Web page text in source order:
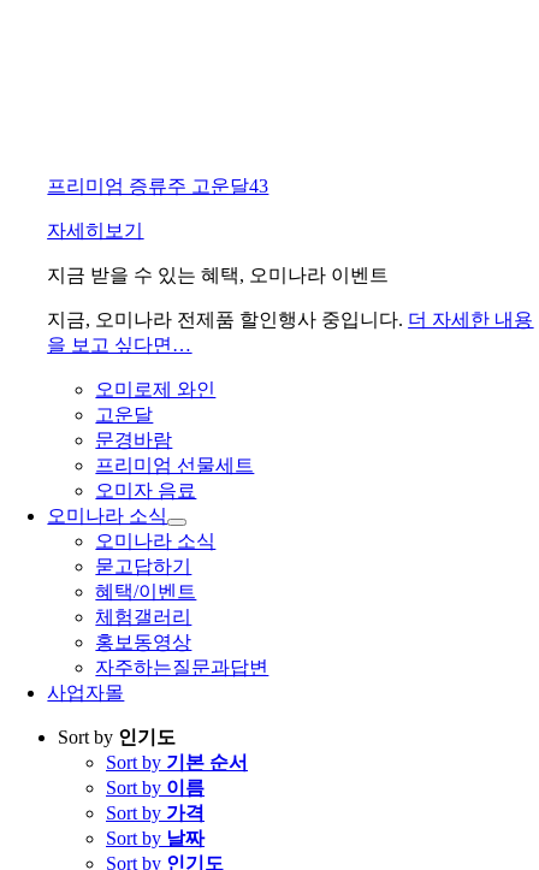
프리미엄 증류주 고운달43
자세히보기
지금 받을 수 있는 혜택, 오미나라 이벤트
지금, 오미나라 전제품 할인행사 중입니다. 더 자세한 내용
을 보고 싶다면…
오미로제 와인
고운달
문경바람
프리미엄 선물세트
오미자 음료
오미나라 소식
오미나라 소식
묻고답하기
혜택/이벤트
체험갤러리
홍보동영상
자주하는질문과답변
사업자몰
Sort by 인기도
Sort by 기본 순서
Sort by 이름
Sort by 가격
Sort by 날짜
Sort by 인기도